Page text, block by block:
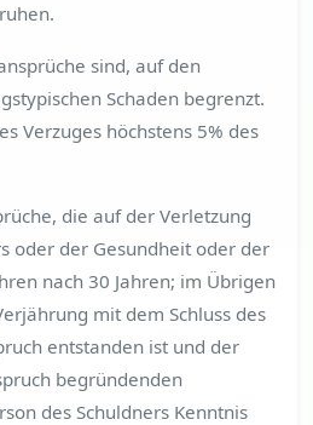
sind, auf den
Schaden begrenzt.
Verzuges höchstens 5% des
die auf der Verletzung
oder der Gesundheit oder der
nach 30 Jahren; im Übrigen
mit dem Schluss des
entstanden ist und der
begründenden
des Schuldners Kenntnis